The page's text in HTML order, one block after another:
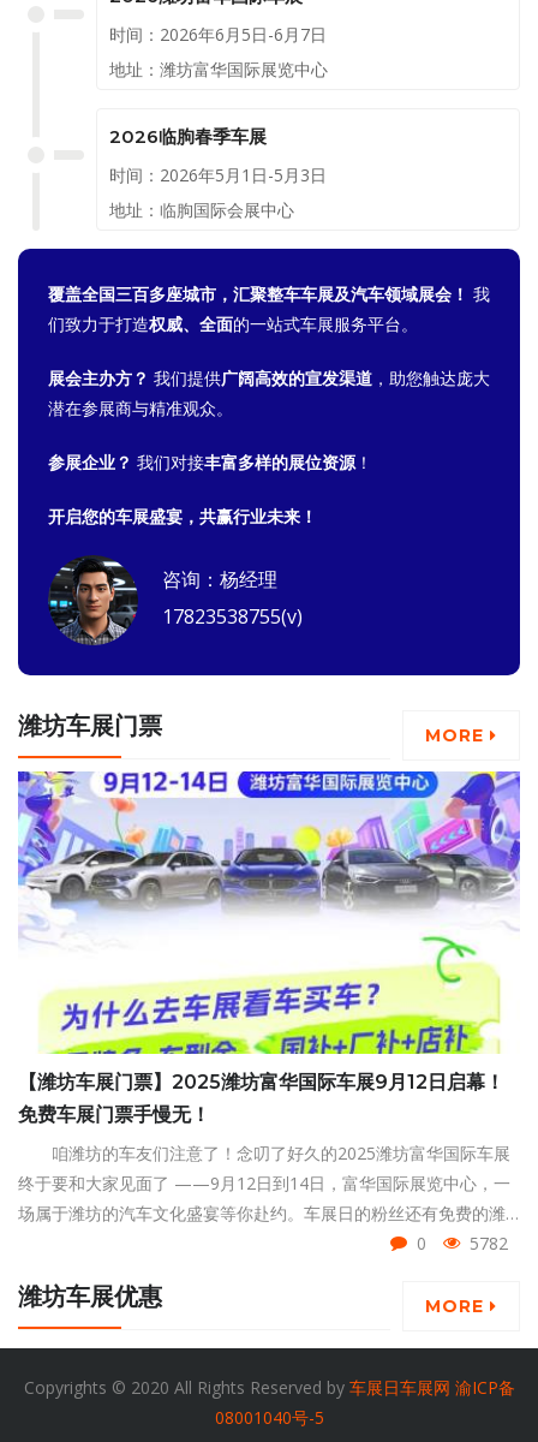
时间：2026年6月5日-6月7日
地址：潍坊富华国际展览中心
2026临朐春季车展
时间：2026年5月1日-5月3日
地址：临朐国际会展中心
覆盖全国三百多座城市，汇聚整车车展及汽车领域展会！ 我
们致力于打造权威、全面的一站式车展服务平台。
展会主办方？ 我们提供广阔高效的宣发渠道 ，助您触达庞大
潜在参展商与精准观众。
参展企业？ 我们对接丰富多样的展位资源！
开启您的车展盛宴，共赢行业未来！
咨询：杨经理
17823538755(v)
潍坊车展门票 MORE
【潍坊车展门票】2025潍坊富华国际车展9月12日启幕！
免费车展门票手慢无！
咱潍坊的车友们注意了！念叨了好久的2025潍坊富华国际车展
终于要和大家见面了 ——9月12日到14日，富华国际展览中心，一
场属于潍坊的汽车文化盛宴等你赴约。车展日的粉丝还有免费的潍
0 5782
潍坊车展优惠 MORE
Copyrights © 2020 All Rights Reserved by 车展日车展网 渝ICP备
08001040号-5